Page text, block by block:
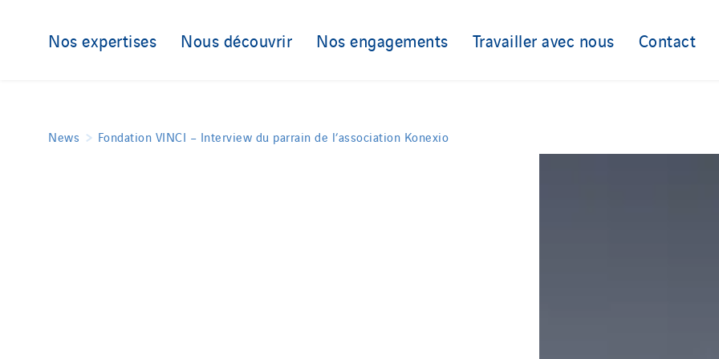
Nos expertises Nous découvrir Nos engagements Travailler avec nous Contact
News Fondation VINCI – Interview du parrain de l’association Konexio